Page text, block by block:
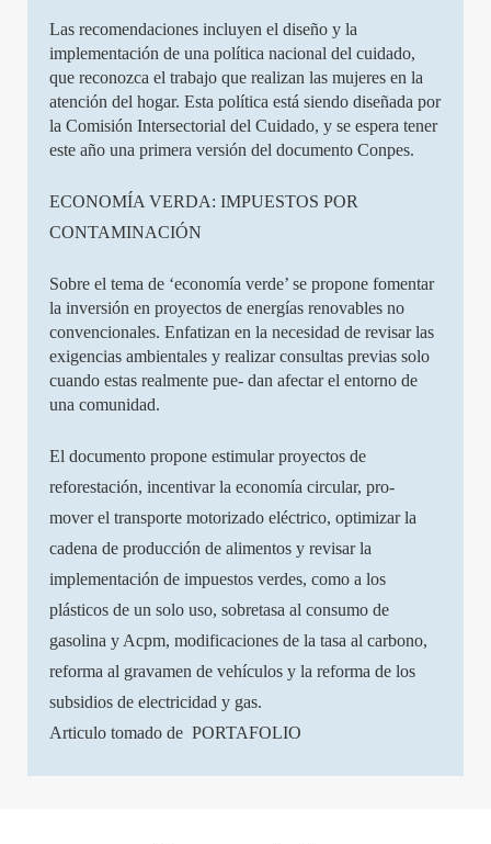
Las recomendaciones incluyen el diseño y la
implementación de una política nacional del cuidado,
que reconozca el trabajo que realizan las mujeres en la
atención del hogar. Esta política está siendo diseñada por
la Comisión Intersectorial del Cuidado, y se espera tener
este año una primera versión del documento Conpes.
ECONOMÍA VERDA: IMPUESTOS POR
CONTAMINACIÓN
Sobre el tema de ‘economía verde’ se propone fomentar
la inversión en proyectos de energías renovables no
convencionales. Enfatizan en la necesidad de revisar las
exigencias ambientales y realizar consultas previas solo
cuando estas realmente pue- dan afectar el entorno de
una comunidad.
El documento propone estimular proyectos de
reforestación, incentivar la economía circular, pro-
mover el transporte motorizado eléctrico, optimizar la
cadena de producción de alimentos y revisar la
implementación de impuestos verdes, como a los
plásticos de un solo uso, sobretasa al consumo de
gasolina y Acpm, modificaciones de la tasa al carbono,
reforma al gravamen de vehículos y la reforma de los
subsidios de electricidad y gas.
Articulo tomado de PORTAFOLIO